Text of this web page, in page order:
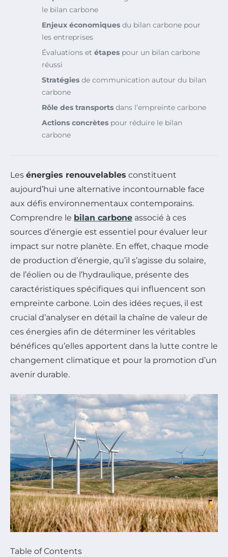
le bilan carbone
Enjeux économiques du bilan carbone pour
les entreprises
Évaluations et étapes pour un bilan carbone
réussi
Stratégies de communication autour du bilan
carbone
Rôle des transports dans l’empreinte carbone
Actions concrètes pour réduire le bilan
carbone
Les énergies renouvelables constituent
aujourd’hui une alternative incontournable face
aux défis environnementaux contemporains.
Comprendre le bilan carbone associé à ces
sources d’énergie est essentiel pour évaluer leur
impact sur notre planète. En effet, chaque mode
de production d’énergie, qu’il s’agisse du solaire,
de l’éolien ou de l’hydraulique, présente des
caractéristiques spécifiques qui influencent son
empreinte carbone. Loin des idées reçues, il est
crucial d’analyser en détail la chaîne de valeur de
ces énergies afin de déterminer les véritables
bénéfices qu’elles apportent dans la lutte contre le
changement climatique et pour la promotion d’un
avenir durable.
Table of Contents